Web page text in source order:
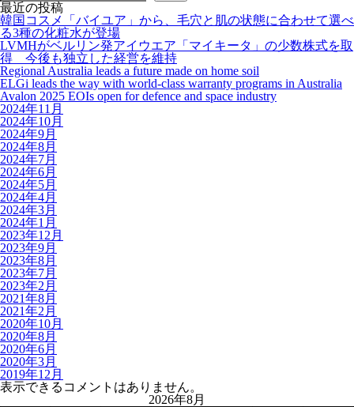
最近の投稿
韓国コスメ「バイユア」から、毛穴と肌の状態に合わせて選べ
る3種の化粧水が登場
LVMHがベルリン発アイウエア「マイキータ」の少数株式を取
得 今後も独立した経営を維持
Regional Australia leads a future made on home soil
ELGi leads the way with world-class warranty programs in Australia
Avalon 2025 EOIs open for defence and space industry
2024年11月
2024年10月
2024年9月
2024年8月
2024年7月
2024年6月
2024年5月
2024年4月
2024年3月
2024年1月
2023年12月
2023年9月
2023年8月
2023年7月
2023年2月
2021年8月
2021年2月
2020年10月
2020年8月
2020年6月
2020年3月
2019年12月
表示できるコメントはありません。
2026年8月